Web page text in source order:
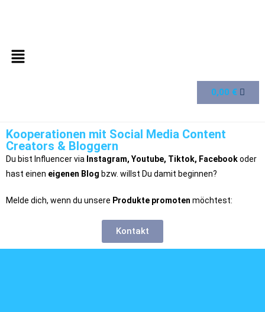
0,00 €
Kooperationen mit Social Media Content
Creators & Bloggern
Du bist Influencer via Instagram, Youtube, Tiktok, Facebookoder
hast einen eigenen Blog bzw. willst Du damit beginnen?
Melde dich, wenn du unsere Produkte promoten möchtest:
Kontakt